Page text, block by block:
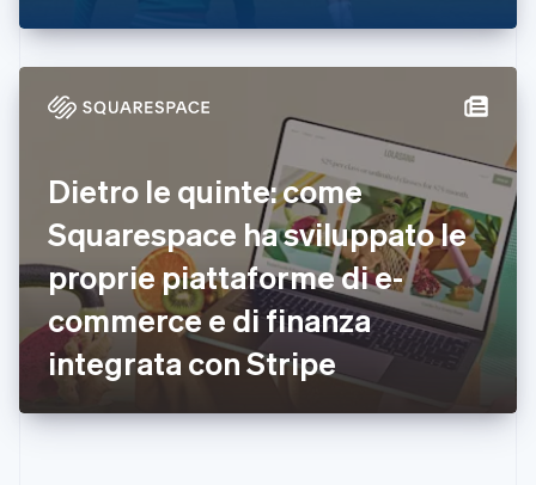
Dietro le quinte: come
Squarespace ha sviluppato le
proprie piattaforme di e-
commerce e di finanza
integrata con Stripe
Germania
日本語 English
English
English
Irlanda
English
Italia
ItalianoEnglish
Lettonia
English
Liechtenstein